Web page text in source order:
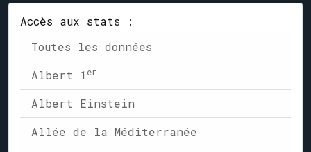
Accès aux stats :
Toutes les données
Albert 1 er
Albert Einstein
Allée de la Méditerranée